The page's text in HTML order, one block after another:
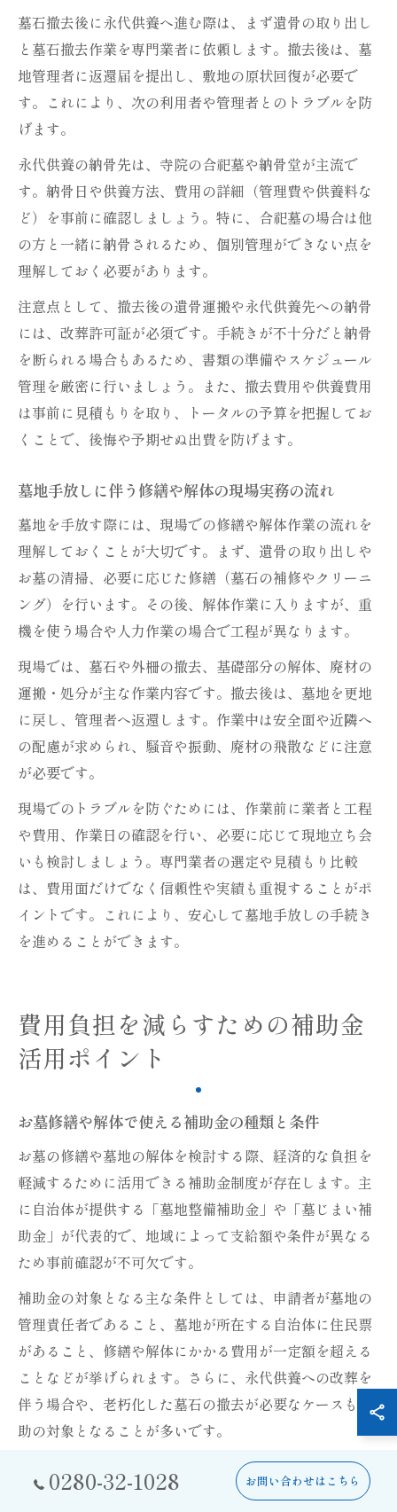
墓石撤去後に永代供養へ進む際は、まず遺骨の取り出し
と墓石撤去作業を専門業者に依頼します。撤去後は、墓
地管理者に返還届を提出し、敷地の原状回復が必要で
す。これにより、次の利用者や管理者とのトラブルを防
げます。
永代供養の納骨先は、寺院の合祀墓や納骨堂が主流で
す。納骨日や供養方法、費用の詳細（管理費や供養料な
ど）を事前に確認しましょう。特に、合祀墓の場合は他
の方と一緒に納骨されるため、個別管理ができない点を
理解しておく必要があります。
注意点として、撤去後の遺骨運搬や永代供養先への納骨
には、改葬許可証が必須です。手続きが不十分だと納骨
を断られる場合もあるため、書類の準備やスケジュール
管理を厳密に行いましょう。また、撤去費用や供養費用
は事前に見積もりを取り、トータルの予算を把握してお
くことで、後悔や予期せぬ出費を防げます。
墓地手放しに伴う修繕や解体の現場実務の流れ
墓地を手放す際には、現場での修繕や解体作業の流れを
理解しておくことが大切です。まず、遺骨の取り出しや
お墓の清掃、必要に応じた修繕（墓石の補修やクリーニ
ング）を行います。その後、解体作業に入りますが、重
機を使う場合や人力作業の場合で工程が異なります。
現場では、墓石や外柵の撤去、基礎部分の解体、廃材の
運搬・処分が主な作業内容です。撤去後は、墓地を更地
に戻し、管理者へ返還します。作業中は安全面や近隣へ
の配慮が求められ、騒音や振動、廃材の飛散などに注意
が必要です。
現場でのトラブルを防ぐためには、作業前に業者と工程
や費用、作業日の確認を行い、必要に応じて現地立ち会
いも検討しましょう。専門業者の選定や見積もり比較
は、費用面だけでなく信頼性や実績も重視することがポ
イントです。これにより、安心して墓地手放しの手続き
を進めることができます。
費用負担を減らすための補助金
活用ポイント
お墓修繕や解体で使える補助金の種類と条件
お墓の修繕や墓地の解体を検討する際、経済的な負担を
軽減するために活用できる補助金制度が存在します。主
に自治体が提供する「墓地整備補助金」や「墓じまい補
助金」が代表的で、地域によって支給額や条件が異なる
ため事前確認が不可欠です。
補助金の対象となる主な条件としては、申請者が墓地の
管理責任者であること、墓地が所在する自治体に住民票
があること、修繕や解体にかかる費用が一定額を超える
ことなどが挙げられます。さらに、永代供養への改葬を
伴う場合や、老朽化した墓石の撤去が必要なケースも補
助の対象となることが多いです。
例えば、ある自治体では墓地解体費用の半額を上限に補
助金を支給しており、申請には見積書や作業前後の写
0280-32-1028 お問い合わせはこちら